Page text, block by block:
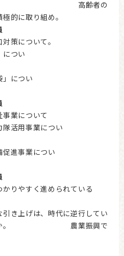
願え。 高齢者の
的に取り組め。
策について。
につい
」につい
業について
活用事業につい
進事業につい
りやすく進められている
き上げは、時代に逆行してい
いか。 農業振興で